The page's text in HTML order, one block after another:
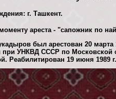
г. Ташкент.
ареста - "сапожник по
был арестован 20 марта
при УНКВД СССР по Московской
Реабилитирован 19 июня 1989 г.